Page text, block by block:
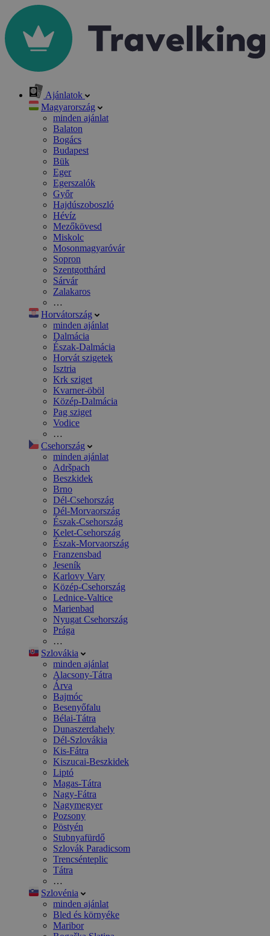
Ajánlatok
Magyarország
minden ajánlat
Balaton
Bogács
Budapest
Bük
Eger
Egerszalók
Győr
Hajdúszoboszló
Hévíz
Mezőkövesd
Miskolc
Mosonmagyaróvár
Sopron
Szentgotthárd
Sárvár
Zalakaros
…
Horvátország
minden ajánlat
Dalmácia
Észak-Dalmácia
Horvát szigetek
Isztria
Krk sziget
Kvarner-öböl
Közép-Dalmácia
Pag sziget
Vodice
…
Csehország
minden ajánlat
Adršpach
Beszkidek
Brno
Dél-Csehország
Dél-Morvaország
Észak-Csehország
Kelet-Csehország
Észak-Morvaország
Franzensbad
Jeseník
Karlovy Vary
Közép-Csehország
Lednice-Valtice
Marienbad
Nyugat Csehország
Prága
…
Szlovákia
minden ajánlat
Alacsony-Tátra
Árva
Bajmóc
Besenyőfalu
Bélai-Tátra
Dunaszerdahely
Dél-Szlovákia
Kis-Fátra
Kiszucai-Beszkidek
Liptó
Magas-Tátra
Nagy-Fátra
Nagymegyer
Pozsony
Pöstyén
Stubnyafürdő
Szlovák Paradicsom
Trencsénteplic
Tátra
…
Szlovénia
minden ajánlat
Bled és környéke
Maribor